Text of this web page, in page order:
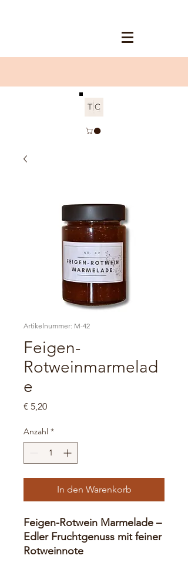
Artikelnummer: M-42
Feigen-
Rotweinmarmelad
e
€ 5,20Preis
Anzahl *
In den Warenkorb
Feigen-Rotwein Marmelade –
Edler Fruchtgenuss mit feiner
Rotweinnote